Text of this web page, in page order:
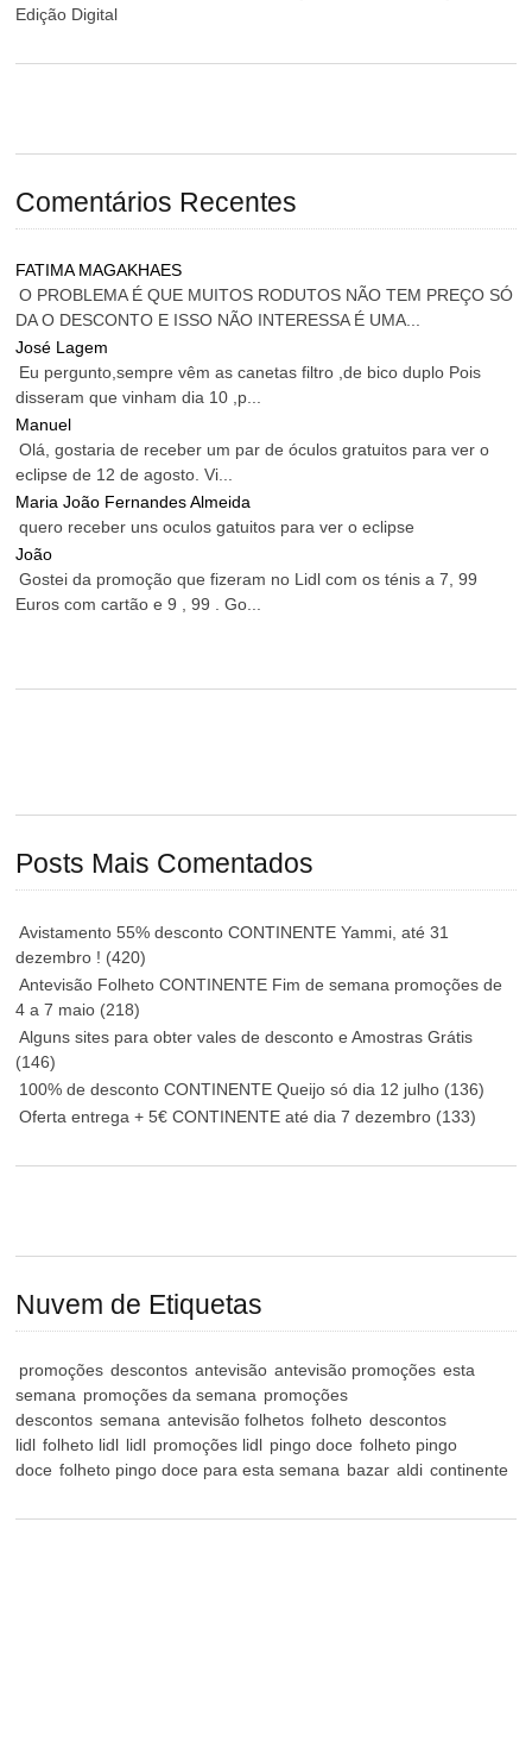
Edição Digital
Comentários Recentes
FATIMA MAGAKHAES
O PROBLEMA É QUE MUITOS RODUTOS NÃO TEM PREÇO SÓ
DA O DESCONTO E ISSO NÃO INTERESSA É UMA...
José Lagem
Eu pergunto,sempre vêm as canetas filtro ,de bico duplo Pois
disseram que vinham dia 10 ,p...
Manuel
Olá, gostaria de receber um par de óculos gratuitos para ver o
eclipse de 12 de agosto. Vi...
Maria João Fernandes Almeida
quero receber uns oculos gatuitos para ver o eclipse
João
Gostei da promoção que fizeram no Lidl com os ténis a 7, 99
Euros com cartão e 9 , 99 . Go...
Posts Mais Comentados
Avistamento 55% desconto CONTINENTE Yammi, até 31
dezembro ! (420)
Antevisão Folheto CONTINENTE Fim de semana promoções de
4 a 7 maio (218)
Alguns sites para obter vales de desconto e Amostras Grátis
(146)
100% de desconto CONTINENTE Queijo só dia 12 julho (136)
Oferta entrega + 5€ CONTINENTE até dia 7 dezembro (133)
Nuvem de Etiquetas
promoções descontos antevisão antevisão promoções esta
semana promoções da semana promoções
descontos semana antevisão folhetos folheto descontos
lidl folheto lidl lidl promoções lidl pingo doce folheto pingo
doce folheto pingo doce para esta semana bazar aldi continente